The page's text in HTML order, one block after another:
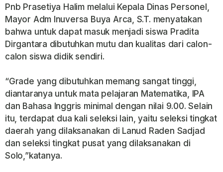
Pnb Prasetiya Halim melalui Kepala Dinas Personel,
Mayor Adm Inuversa Buya Arca, S.T. menyatakan
bahwa untuk dapat masuk menjadi siswa Pradita
Dirgantara dibutuhkan mutu dan kualitas dari calon-
calon siswa didik sendiri.
“Grade yang dibutuhkan memang sangat tinggi,
diantaranya untuk mata pelajaran Matematika, IPA
dan Bahasa Inggris minimal dengan nilai 9.00. Selain
itu, terdapat dua kali seleksi lain, yaitu seleksi tingkat
daerah yang dilaksanakan di Lanud Raden Sadjad
dan seleksi tingkat pusat yang dilaksanakan di
Solo,”katanya.